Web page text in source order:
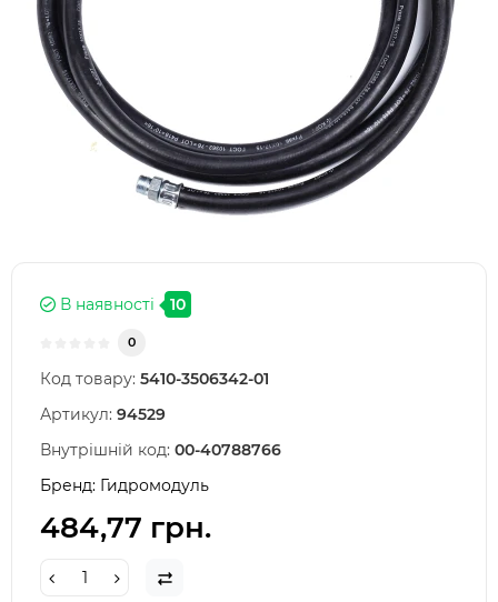
В наявності 10
0
Код товару: 5410-3506342-01
Артикул: 94529
Внутрішній код: 00-40788766
Бренд: Гидромодуль
484,77 грн.